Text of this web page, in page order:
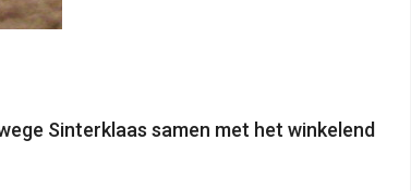
Sinterklaas samen met het winkelend